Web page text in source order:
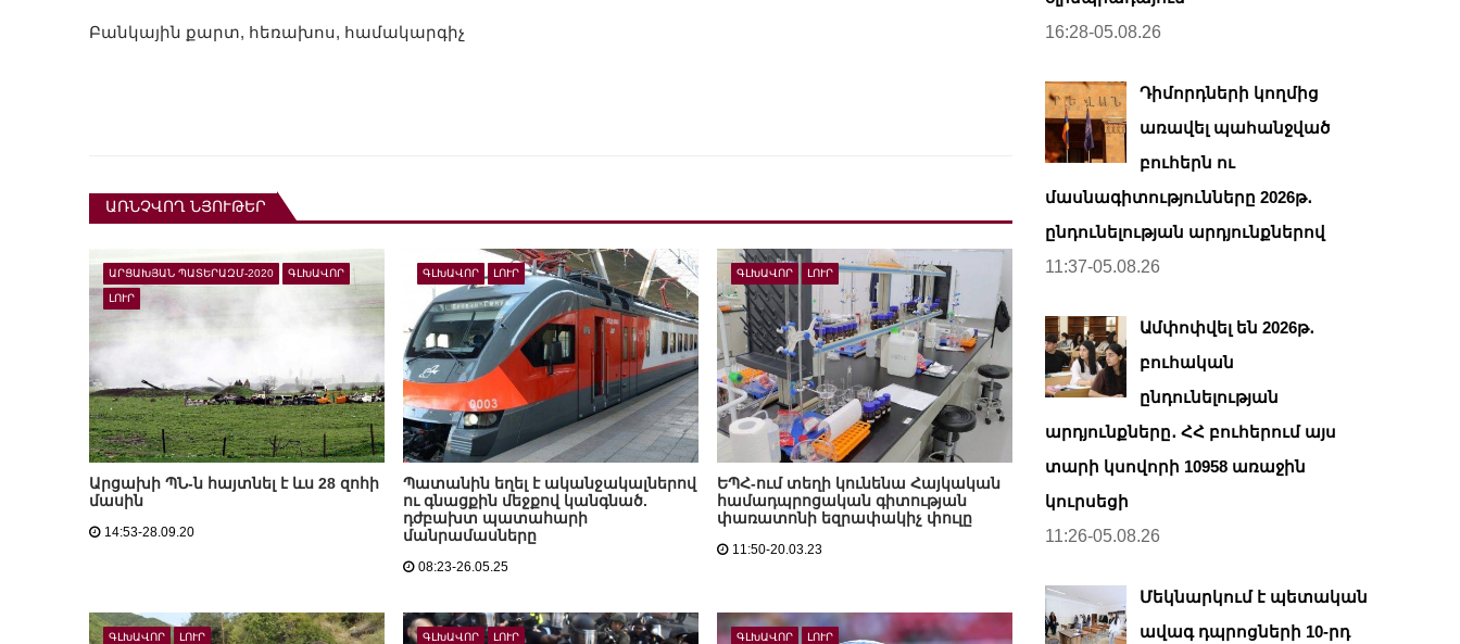
Բանկային քարտ, հեռախոս, համակարգիչ
ԱՌՆՉՎՈՂ ՆՅՈՒԹԵՐ
ԱՐՑԱԽՅԱՆ ՊԱՏԵՐԱԶՄ-2020 ԳԼԽԱՎՈՐ
ԼՈՒՐ
Արցախի ՊՆ-ն հայտնել է ևս 28 զոհի
մասին
14:53-28.09.20
ԳԼԽԱՎՈՐ ԼՈՒՐ
Պատանին եղել է ականջակալներով
ու գնացքին մեջքով կանգնած.
դժբախտ պատահարի
մանրամասները
08:23-26.05.25
ԳԼԽԱՎՈՐ ԼՈՒՐ
ԵՊՀ-ում տեղի կունենա Հայկական
համադպրոցական գիտության
փառատոնի եզրափակիչ փուլը
11:50-20.03.23
ԳԼԽԱՎՈՐ ԼՈՒՐ ԳԼԽԱՎՈՐ ԼՈՒՐ ԳԼԽԱՎՈՐ ԼՈՒՐ
16:28-05.08.26
Դիմորդների կողմից
առավել պահանջված
բուհերն ու
մասնագիտությունները 2026թ․
ընդունելության արդյունքներով
11:37-05.08.26
Ամփոփվել են 2026թ․
բուհական
ընդունելության
արդյունքները․ ՀՀ բուհերում այս
տարի կսովորի 10958 առաջին
կուրսեցի
11:26-05.08.26
Մեկնարկում է պետական
ավագ դպրոցների 10-րդ